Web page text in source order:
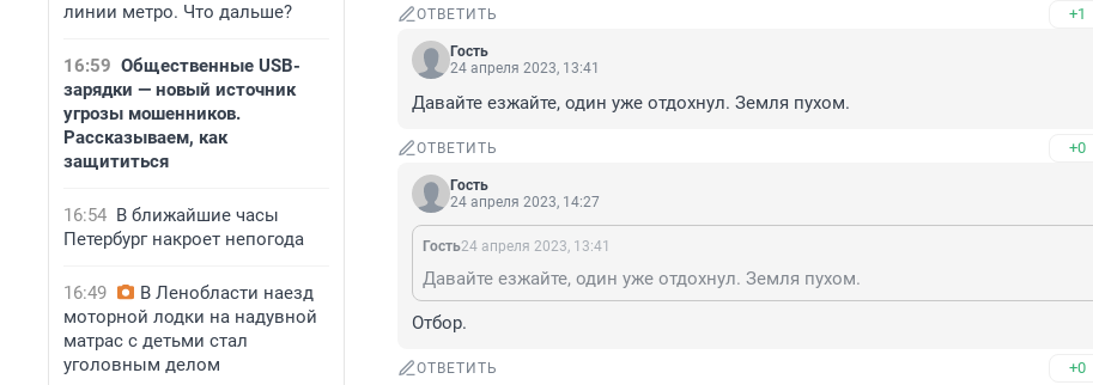
линии метро. Что дальше?
16:59 Общественные USB-
зарядки — новый источник
угрозы мошенников.
Рассказываем, как
защититься
16:54 В ближайшие часы
Петербург накроет непогода
16:49
В Ленобласти наезд
моторной лодки на надувной
матрас с детьми стал
уголовным делом
ОТВЕТИТЬ +1
Гость
24 апреля 2023, 13:41
Давайте езжайте, один уже отдохнул. Земля пухом.
ОТВЕТИТЬ +0
Гость
24 апреля 2023, 14:27
Гость24 апреля 2023, 13:41
Давайте езжайте, один уже отдохнул. Земля пухом.
Отбор.
ОТВЕТИТЬ +0